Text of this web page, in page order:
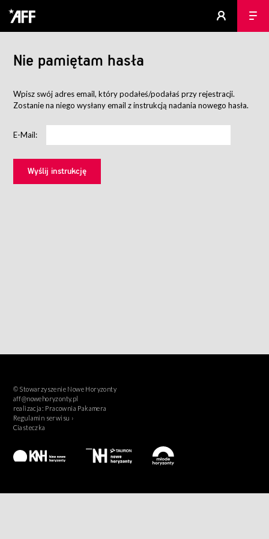
Nie pamiętam hasła
Wpisz swój adres email, który podałeś/podałaś przy rejestracji.
Zostanie na niego wysłany email z instrukcją nadania nowego hasła.
E-Mail:
© Stowarzyszenie Nowe Horyzonty
aff@nowehoryzonty.pl
realizacja: Pracownia Pakamera
Regulamin serwisu ›
Ciasteczka